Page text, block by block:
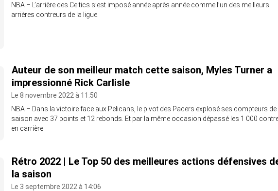
NBA – L’arrière des Celtics s’est imposé année après année comme l’un des meilleurs
arrières contreurs de la ligue.
Auteur de son meilleur match cette saison, Myles Turner a
impressionné Rick Carlisle
Le 8 novembre 2022 à 11:50
NBA – Dans la victoire face aux Pelicans, le pivot des Pacers explosé ses compteurs de
saison avec 37 points et 12 rebonds. Et par la même occasion dépassé les 1 000
en carrière.
Rétro 2022 | Le Top 50 des meilleures actions défensives
la saison
Le 3 septembre 2022 à 14:06